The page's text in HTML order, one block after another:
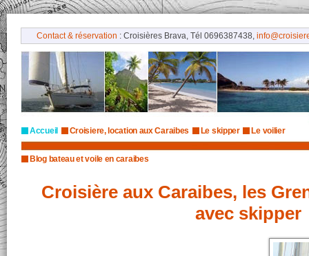
Contact & réservation : Croisières Brava, Tél 0696387438,
Accueil Croisiere, location aux Caraibes Le skipper Le voilier
Blog bateau et voile en caraibes
Croisière aux Caraibes, les
avec skipper